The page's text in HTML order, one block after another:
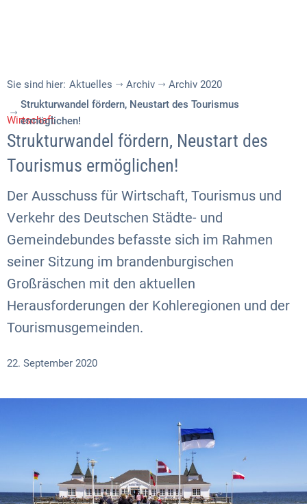
Sie sind hier: Aktuelles Archiv
Archiv 2020
Strukturwandel fördern, Neustart des Tourismus
ermöglichen!
Wirtschaft
Strukturwandel fördern, Neustart des
Tourismus ermöglichen!
Der Ausschuss für Wirtschaft, Tourismus und
Verkehr des Deutschen Städte- und
Gemeindebundes befasste sich im Rahmen
seiner Sitzung im brandenburgischen
Großräschen mit den aktuellen
Herausforderungen der Kohleregionen und der
Tourismusgemeinden.
22. September 2020